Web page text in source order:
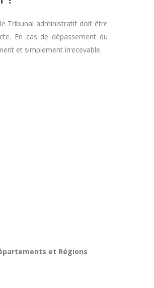
Tribunal administratif doit être
En cas de dépassement du
et simplement irrecevable.
et Régions